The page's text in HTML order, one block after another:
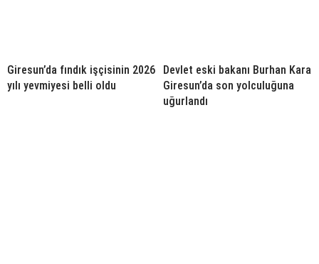
Giresun’da fındık işçisinin 2026
yılı yevmiyesi belli oldu
Devlet eski bakanı Burhan Kara
Giresun’da son yolculuğuna
uğurlandı